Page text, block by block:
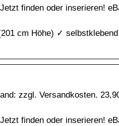
finden oder inserieren!
cm Höhe) ✓
zzgl. Versandkosten.
finden oder inserieren!